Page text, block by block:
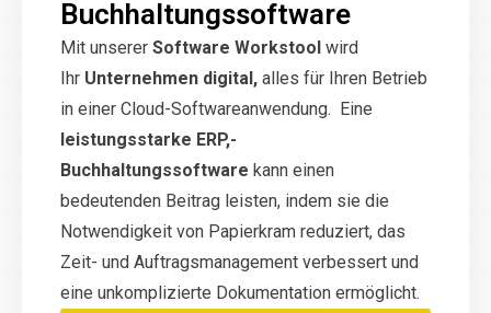
Buchhaltungssoftware
Mit unserer Software Workstool wird
Ihr Unternehmen digital, alles für Ihren Betrieb
in einer Cloud-Softwareanwendung. Eine
leistungsstarke ERP,-
Buchhaltungssoftware kann einen
bedeutenden Beitrag leisten, indem sie die
Notwendigkeit von Papierkram reduziert, das
Zeit- und Auftragsmanagement verbessert und
eine unkomplizierte Dokumentation ermöglicht.